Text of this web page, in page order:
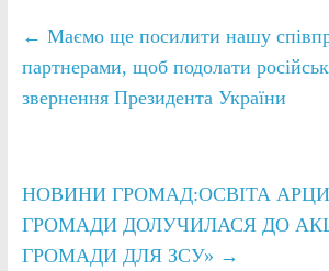
← Маємо ще посилити нашу
партнерами, щоб подолати
звернення Президента України
НОВИНИ ГРОМАД:ОСВІТА
ГРОМАДИ ДОЛУЧИЛАСЯ ДО
ГРОМАДИ ДЛЯ ЗСУ» →